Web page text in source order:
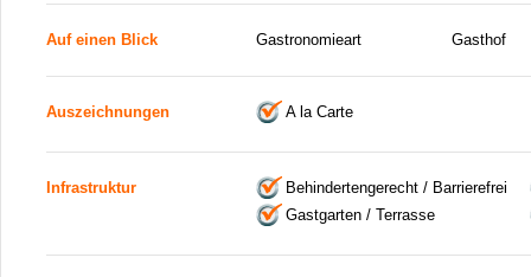
Auf einen Blick Gastronomieart Gasthof
Auszeichnungen A la Carte
Infrastruktur
Behindertengerecht / Barrierefrei
Gastgarten / Terrasse